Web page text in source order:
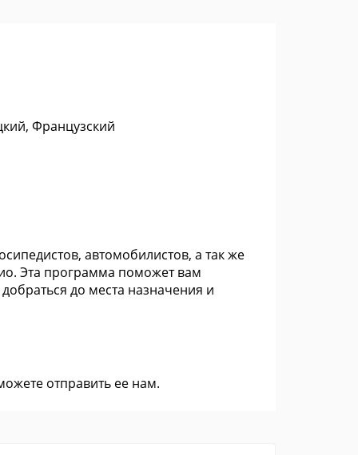
Французский
автомобилистов, а так же
Эта программа поможет вам
до места назначения и
отправить ее нам.